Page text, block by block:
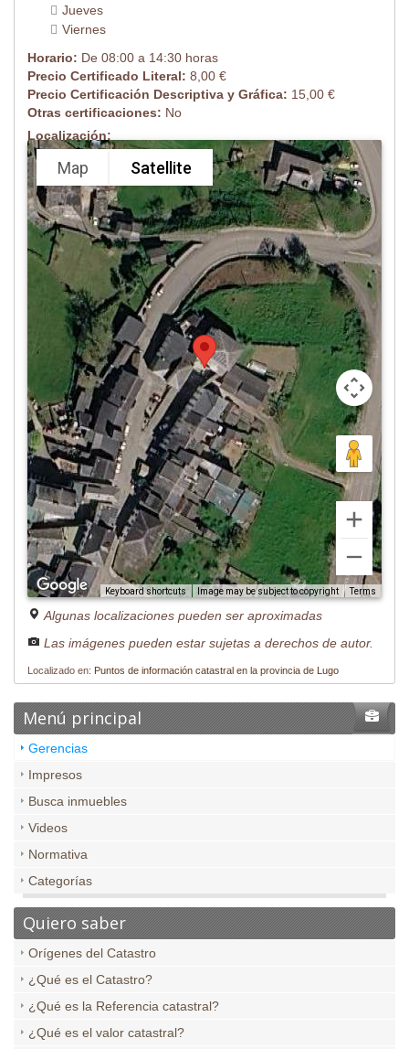
Jueves
Viernes
Horario: De 08:00 a 14:30 horas
Precio Certificado Literal: 8,00 €
Precio Certificación Descriptiva y Gráfica: 15,00 €
Otras certificaciones: No
Localización:
Map Satellite
Keyboard shortcuts Image may be subject to copyright Terms
Algunas localizaciones pueden ser aproximadas
Las imágenes pueden estar sujetas a derechos de autor.
Localizado en: Puntos de información catastral en la provincia de Lugo
Menú principal
Gerencias
Impresos
Busca inmuebles
Videos
Normativa
Categorías
Quiero saber
Orígenes del Catastro
¿Qué es el Catastro?
¿Qué es la Referencia catastral?
¿Qué es el valor catastral?